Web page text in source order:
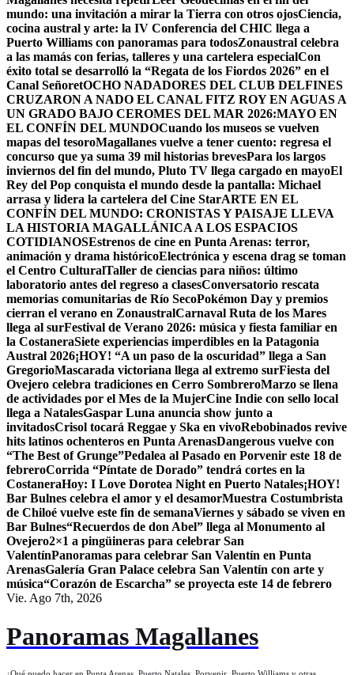
mundo: una invitación a mirar la Tierra con otros ojosCiencia,
cocina austral y arte: la IV Conferencia del CHIC llega a
Puerto Williams con panoramas para todosZonaustral celebra
a las mamás con ferias, talleres y una cartelera especialCon
éxito total se desarrolló la “Regata de los Fiordos 2026” en el
Canal SeñoretOCHO NADADORES DEL CLUB DELFINES
CRUZARON A NADO EL CANAL FITZ ROY EN AGUAS A
UN GRADO BAJO CEROMES DEL MAR 2026:MAYO EN
EL CONFÍN DEL MUNDOCuando los museos se vuelven
mapas del tesoroMagallanes vuelve a tener cuento: regresa el
concurso que ya suma 39 mil historias brevesPara los largos
inviernos del fin del mundo, Pluto TV llega cargado en mayoEl
Rey del Pop conquista el mundo desde la pantalla: Michael
arrasa y lidera la cartelera del Cine StarARTE EN EL
CONFÍN DEL MUNDO: CRONISTAS Y PAISAJE LLEVA
LA HISTORIA MAGALLÁNICA A LOS ESPACIOS
COTIDIANOSEstrenos de cine en Punta Arenas: terror,
animación y drama históricoElectrónica y escena drag se toman
el Centro CulturalTaller de ciencias para niños: último
laboratorio antes del regreso a clasesConversatorio rescata
memorias comunitarias de Río SecoPokémon Day y premios
cierran el verano en ZonaustralCarnaval Ruta de los Mares
llega al surFestival de Verano 2026: música y fiesta familiar en
la CostaneraSiete experiencias imperdibles en la Patagonia
Austral 2026¡HOY! “A un paso de la oscuridad” llega a San
GregorioMascarada victoriana llega al extremo surFiesta del
Ovejero celebra tradiciones en Cerro SombreroMarzo se llena
de actividades por el Mes de la MujerCine Indie con sello local
llega a NatalesGaspar Luna anuncia show junto a
invitadosCrisol tocará Reggae y Ska en vivoRebobinados revive
hits latinos ochenteros en Punta ArenasDangerous vuelve con
“The Best of Grunge”Pedalea al Pasado en Porvenir este 18 de
febreroCorrida “Píntate de Dorado” tendrá cortes en la
CostaneraHoy: I Love Dorotea Night en Puerto Natales¡HOY!
Bar Bulnes celebra el amor y el desamorMuestra Costumbrista
de Chiloé vuelve este fin de semanaViernes y sábado se viven en
Bar Bulnes“Recuerdos de don Abel” llega al Monumento al
Ovejero2×1 a pingüineras para celebrar San
ValentínPanoramas para celebrar San Valentín en Punta
ArenasGalería Gran Palace celebra San Valentín con arte y
música“Corazón de Escarcha” se proyecta este 14 de febrero
Vie. Ago 7th, 2026
Panoramas Magallanes